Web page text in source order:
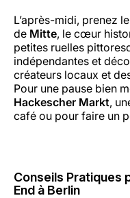
L’après-midi, prenez
de Mitte, le cœur
petites ruelles
indépendantes et
créateurs locaux et
Pour une pause bien
Hackescher Markt,
café ou pour faire un
Conseils Pratiques
End à Berlin